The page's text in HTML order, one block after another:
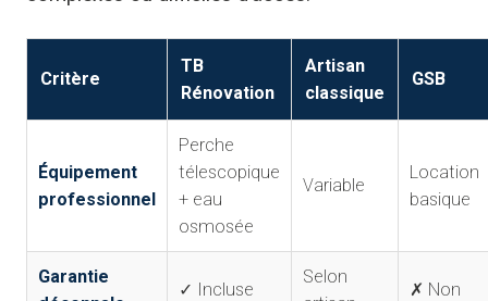
Critère
TB
Rénovation
Artisan
classique
GSB
Équipement
professionnel
Perche
télescopique
+ eau
osmosée
Variable
Location
basique
Garantie
✓ Incluse
Selon
✗ Non